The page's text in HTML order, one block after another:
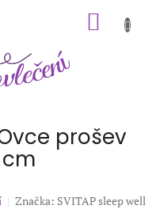
prošev
Značka: SVITAP sleep well